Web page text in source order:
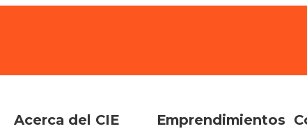
Acerca del CIE Emprendimientos